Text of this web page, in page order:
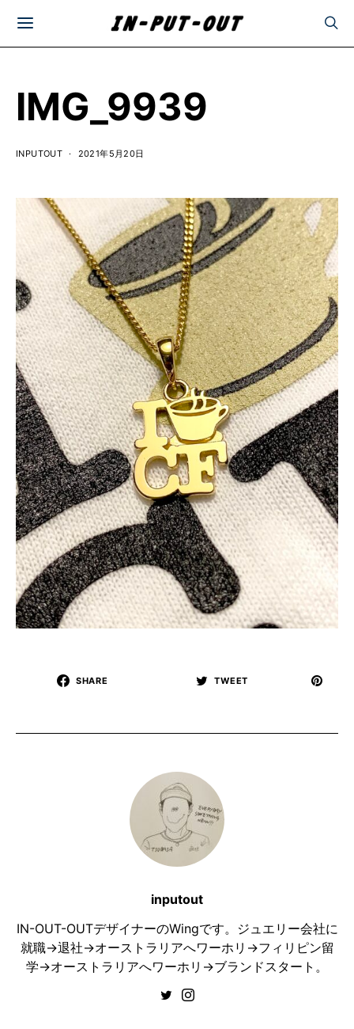
IMG_9939
INPUTOUT 2021年5月20日
SHARE TWEET
inputout
IN-OUT-OUTデザイナーのWingです。ジュエリー会社に
就職→退社→オーストラリアへワーホリ→フィリピン留
学→オーストラリアへワーホリ→ブランドスタート。